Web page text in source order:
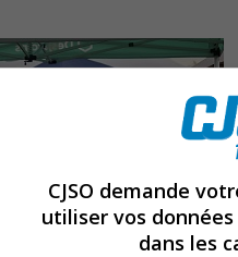
CJSO demande
utiliser vos
dans les